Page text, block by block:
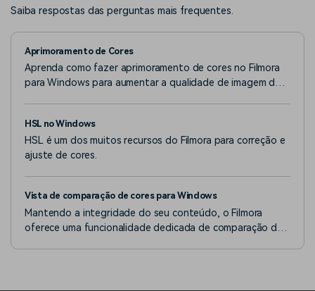
Saiba respostas das perguntas mais frequentes.
Aprimoramento de Cores
Aprenda como fazer aprimoramento de cores no Filmora
para Windows para aumentar a qualidade de imagem do
HSL no Windows
HSL é um dos muitos recursos do Filmora para correção e
ajuste de cores.
Vista de comparação de cores para Windows
Mantendo a integridade do seu conteúdo, o Filmora
oferece uma funcionalidade dedicada de comparação de